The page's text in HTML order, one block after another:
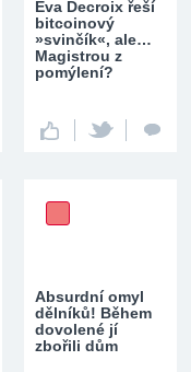
Eva Decroix řeší
bitcoinový
»svinčík«, ale…
Magistrou z
pomýlení?
Absurdní omyl
dělníků! Během
dovolené jí
zbořili dům